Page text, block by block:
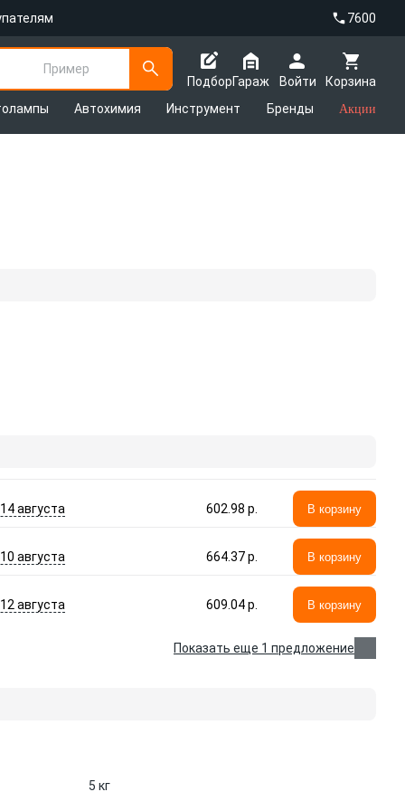
7600
Пример
Подбор
Корзина
Гараж
Войти
Автохимия Инструмент Бренды Акции
августа 602.98 p. В корзину
августа 664.37 p. В корзину
августа 609.04 p. В корзину
Показать еще 1 предложение
5 кг